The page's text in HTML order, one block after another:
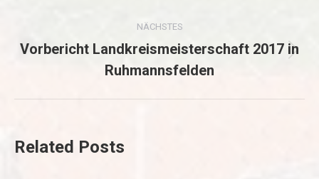
NÄCHSTES
Beitrag:
Vorbericht Landkreismeisterschaft 2017 in
Ruhmannsfelden
Related Posts